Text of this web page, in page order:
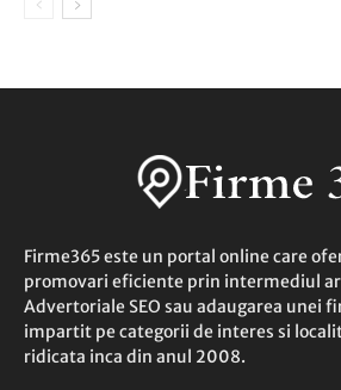
Firme365 este un portal online care
promovari eficiente prin intermediul
Advertoriale SEO sau adaugarea unei
impartit pe categorii de interes si
ridicata inca din anul 2008.